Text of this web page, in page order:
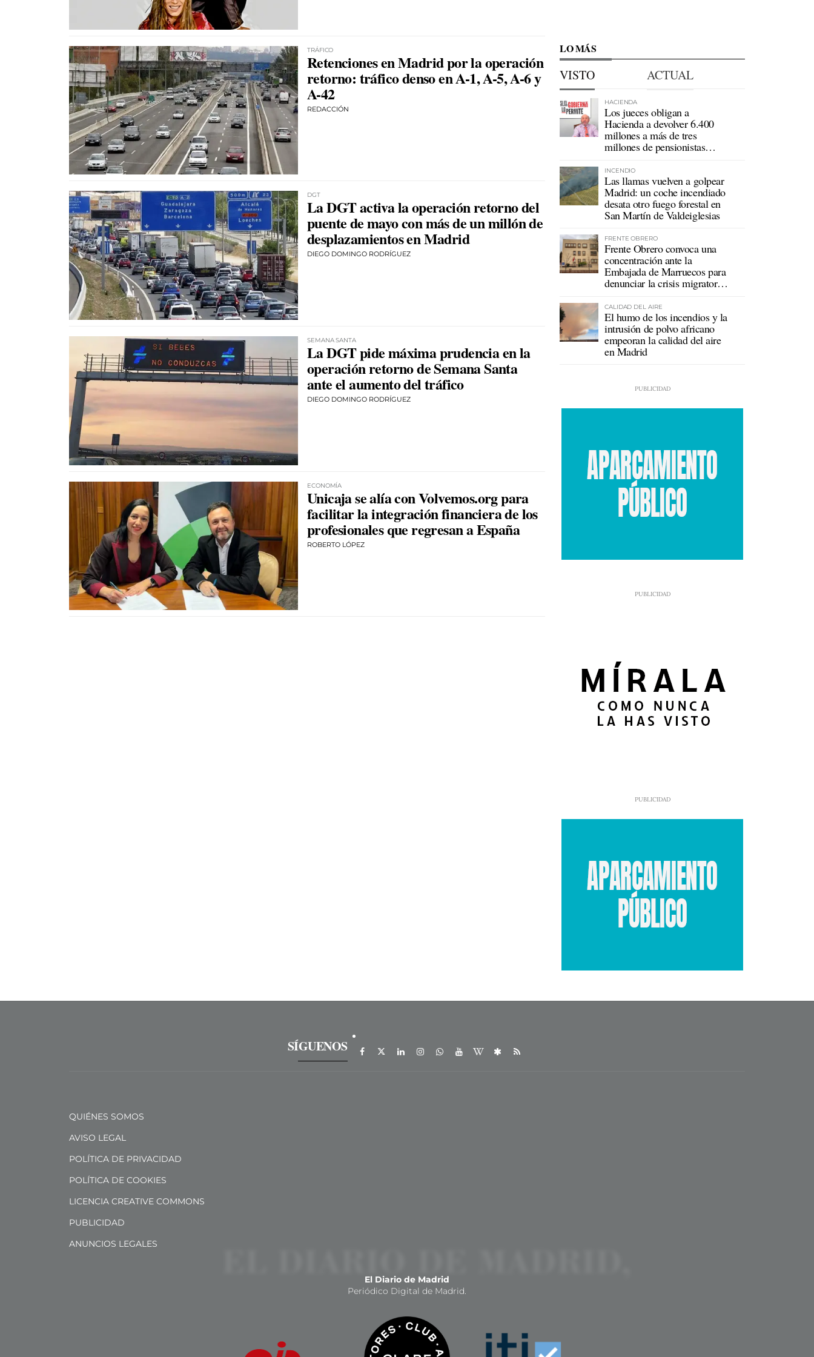
TRÁFICO
Retenciones en Madrid por la operación
retorno: tráfico denso en A-1, A-5, A-6 y
A-42
REDACCIÓN
DGT
La DGT activa la operación retorno del
puente de mayo con más de un millón de
desplazamientos en Madrid
DIEGO DOMINGO RODRÍGUEZ
SEMANA SANTA
La DGT pide máxima prudencia en la
operación retorno de Semana Santa
ante el aumento del tráfico
DIEGO DOMINGO RODRÍGUEZ
ECONOMÍA
Unicaja se alía con Volvemos.org para
facilitar la integración financiera de los
profesionales que regresan a España
ROBERTO LÓPEZ
LO MÁS
VISTO ACTUAL
HACIENDA
Los jueces obligan a
Hacienda a devolver 6.400
millones a más de tres
millones de pensionistas
INCENDIO
Las llamas vuelven a golpear
Madrid: un coche incendiado
desata otro fuego forestal en
San Martín de Valdeiglesias
FRENTE OBRERO
Frente Obrero convoca una
concentración ante la
Embajada de Marruecos para
denunciar la crisis migratoria
CALIDAD DEL AIRE
El humo de los incendios y la
intrusión de polvo africano
empeoran la calidad del aire
en Madrid
SÍGUENOS
QUIÉNES SOMOS
AVISO LEGAL
POLÍTICA DE PRIVACIDAD
POLÍTICA DE COOKIES
LICENCIA CREATIVE COMMONS
PUBLICIDAD
ANUNCIOS LEGALES
El Diario de Madrid
Periódico Digital de Madrid.